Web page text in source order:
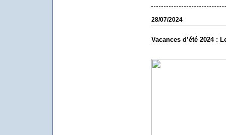
28/07/2024
Vacances d’été 2024 :